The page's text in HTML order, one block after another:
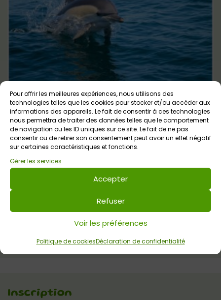
Pour offrir les meilleures expériences, nous utilisons des
technologies telles que les cookies pour stocker et/ou accéder aux
informations des appareils. Le fait de consentir à ces technologies
nous permettra de traiter des données telles que le comportement
de navigation ou les ID uniques sur ce site. Le fait de ne pas
consentir ou de retirer son consentement peut avoir un effet négatif
sur certaines caractéristiques et fonctions.
Gérer les services
Accepter
Refuser
Voir les préférences
Politique de cookiesDéclaration de confidentialité
Faune Océan – Croisières à la rencontre des
dauphins et autres espèces marines
Locmariaquer, Arzon, Lorient Dès 6 ans
Inscription